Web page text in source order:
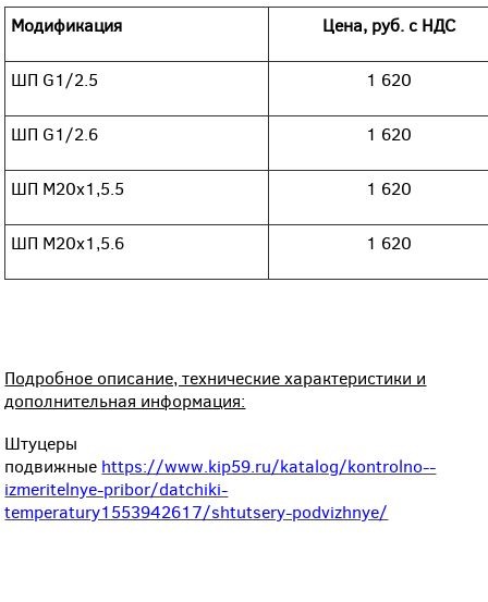
Модификация Цена, руб. с НДС
ШП G1/2.5 1 620
ШП G1/2.6 1 620
ШП М20х1,5.5 1 620
ШП М20х1,5.6 1 620
Подробное описание, технические характеристики и
дополнительная информация:
Штуцеры
подвижные https://www.kip59.ru/katalog/kontrolno--
izmeritelnye-pribor/datchiki-
temperatury1553942617/shtutsery-podvizhnye/